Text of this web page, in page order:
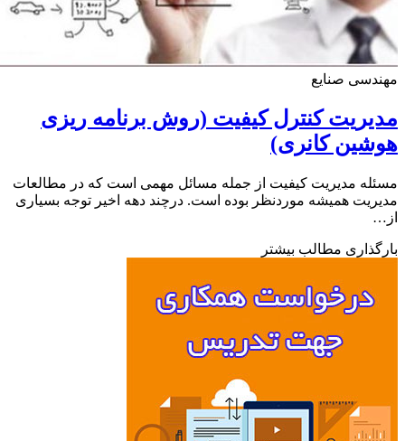
صنایع
کنترل کیفیت (روش برنامه ریزی
کانری)
مدیریت کیفیت از جمله مسائل مهمی است که در مطالعات
همیشه موردنظر بوده است. درچند دهه اخیر توجه بسیاری
مطالب بیشتر